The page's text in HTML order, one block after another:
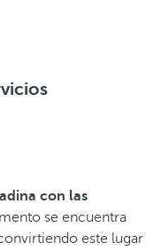
con las
se encuentra
este lugar